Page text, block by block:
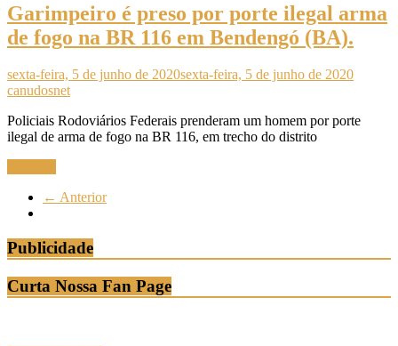
Garimpeiro é preso por porte ilegal arma
de fogo na BR 116 em Bendengó (BA).
sexta-feira, 5 de junho de 2020sexta-feira, 5 de junho de 2020
canudosnet
Policiais Rodoviários Federais prenderam um homem por porte
ilegal de arma de fogo na BR 116, em trecho do distrito
← Anterior
Publicidade
Curta Nossa Fan Page